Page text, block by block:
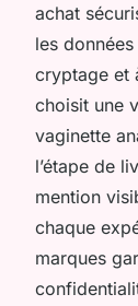
achat
les
cryptage et
choisit une
vaginette
l’étape de
mention
chaque
marques